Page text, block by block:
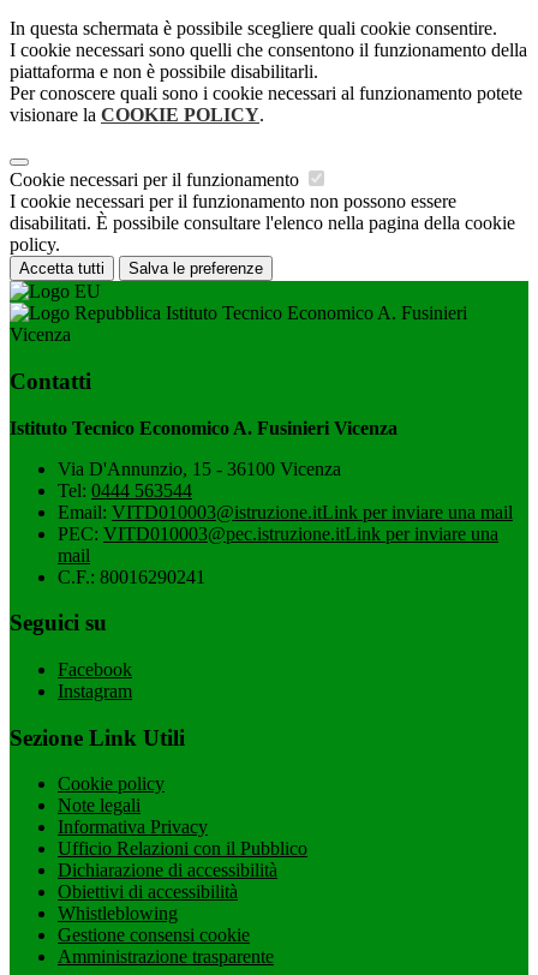
In questa schermata è possibile scegliere quali cookie consentire.
I cookie necessari sono quelli che consentono il funzionamento della
piattaforma e non è possibile disabilitarli.
Per conoscere quali sono i cookie necessari al funzionamento potete
visionare la COOKIE POLICY.
Cookie necessari per il funzionamento
I cookie necessari per il funzionamento non possono essere
disabilitati. È possibile consultare l'elenco nella pagina della cookie
policy.
Accetta tutti Salva le preferenze
Istituto Tecnico Economico A. Fusinieri
Vicenza
Contatti
Istituto Tecnico Economico A. Fusinieri Vicenza
Via D'Annunzio, 15 - 36100 Vicenza
Tel: 0444 563544
Email: VITD010003@istruzione.itLink per inviare una mail
PEC: VITD010003@pec.istruzione.itLink per inviare una
mail
C.F.: 80016290241
Seguici su
Facebook
Instagram
Sezione Link Utili
Cookie policy
Note legali
Informativa Privacy
Ufficio Relazioni con il Pubblico
Dichiarazione di accessibilità
Obiettivi di accessibilità
Whistleblowing
Gestione consensi cookie
Amministrazione trasparente